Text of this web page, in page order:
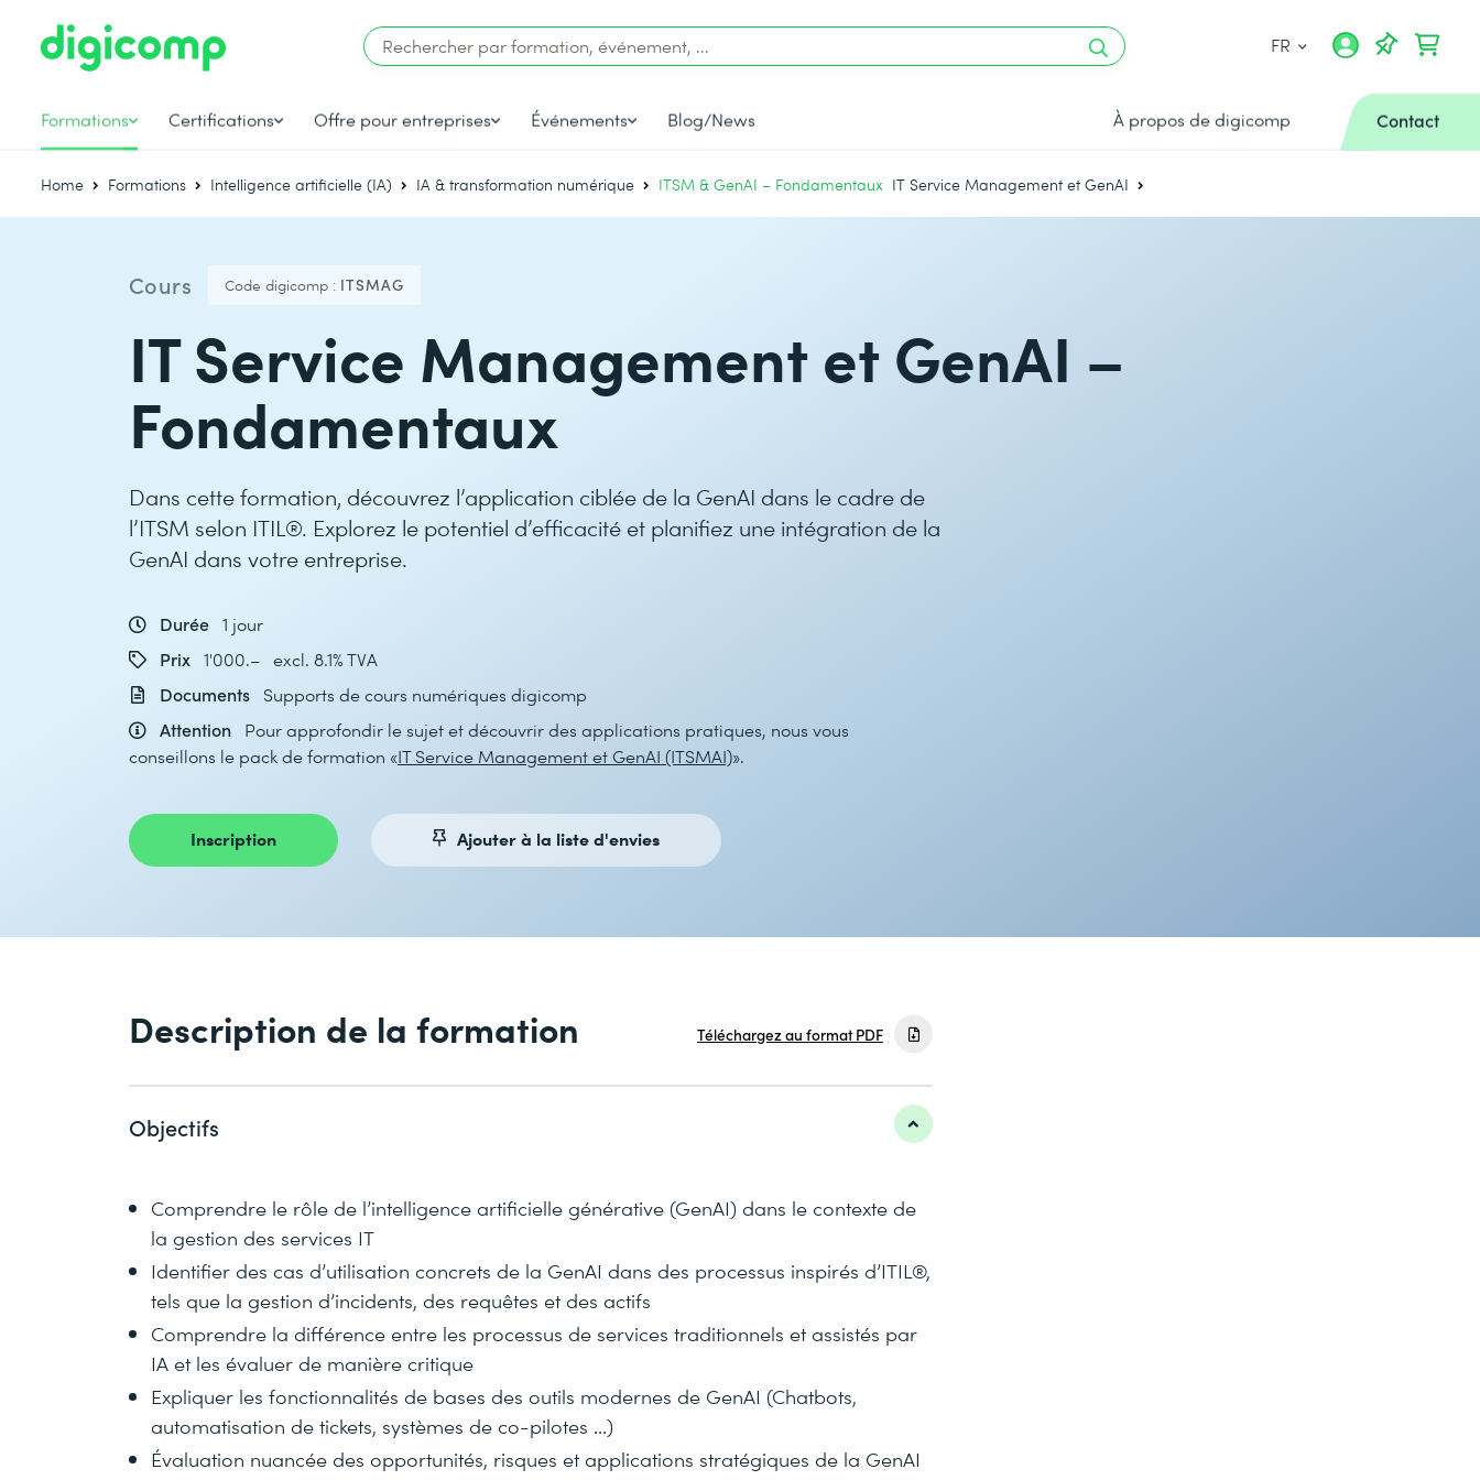
FR
Formations Certifications Offre pour entreprises Événements Blog/News À propos de digicomp Contact
Home Formations Intelligence artificielle (IA) IA & transformation numérique ITSM & GenAI – Fondamentaux IT Service Management et GenAI
Cours Code digicomp : ITSMAG
IT Service Management et GenAI –
Fondamentaux
Dans cette formation, découvrez l’application ciblée de la GenAI dans le cadre de
l’ITSM selon ITIL®. Explorez le potentiel d’efficacité et planifiez une intégration de la
GenAI dans votre entreprise.
Durée 1 jour
Prix
1'000.– excl. 8.1% TVA
Documents
Supports de cours numériques digicomp
Attention
Pour approfondir le sujet et découvrir des applications pratiques, nous vous
conseillons le pack de formation «IT Service Management et GenAI (ITSMAI)».
Inscription Ajouter à la liste d'envies
Description de la formation Téléchargez au format PDF
Objectifs
Comprendre le rôle de l’intelligence artificielle générative (GenAI) dans le contexte de
la gestion des services IT
Identifier des cas d’utilisation concrets de la GenAI dans des processus inspirés d’ITIL®,
tels que la gestion d’incidents, des requêtes et des actifs
Comprendre la différence entre les processus de services traditionnels et assistés par
IA et les évaluer de manière critique
Expliquer les fonctionnalités de bases des outils modernes de GenAI (Chatbots,
automatisation de tickets, systèmes de co-pilotes ...)
Évaluation nuancée des opportunités, risques et applications stratégiques de la GenAI